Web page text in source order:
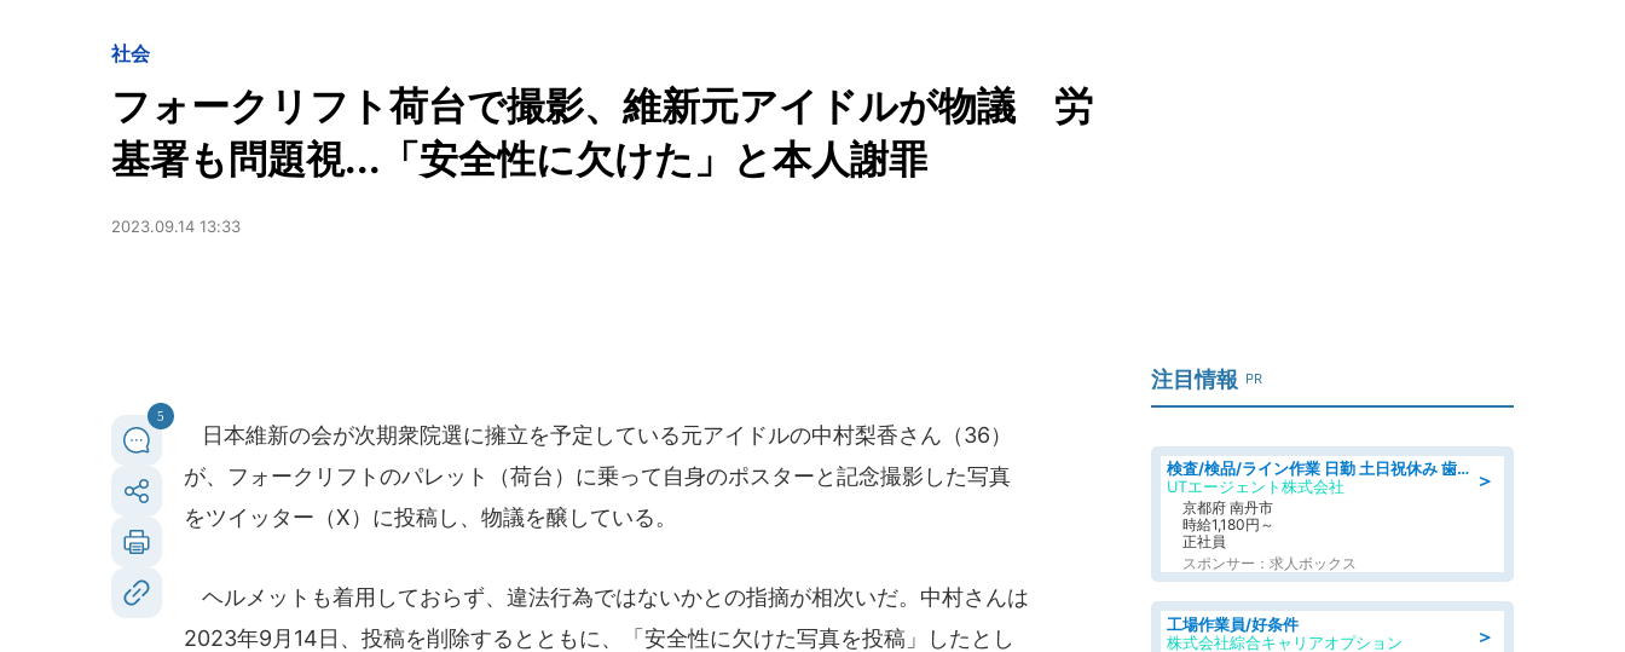
社会
フォークリフト荷台で撮影、維新元アイドルが物議 労
基署も問題視...「安全性に欠けた」と本人謝罪
2023.09.14 13:33
5
日本維新の会が次期衆院選に擁立を予定している元アイドルの中村梨香さん（36）
が、フォークリフトのパレット（荷台）に乗って自身のポスターと記念撮影した写真
をツイッター（X）に投稿し、物議を醸している。
ヘルメットも着用しておらず、違法行為ではないかとの指摘が相次いだ。中村さんは
2023年9月14日、投稿を削除するとともに、「安全性に欠けた写真を投稿」したとし
注目情報 PR
＞
検査/検品/ライン作業 日勤 土日祝休み 歯科模型製造 有償休憩あり 残業ほぼなし
UTエージェント株式会社
京都府 南丹市
時給1,180円～
正社員
スポンサー：求人ボックス
＞
工場作業員/好条件
株式会社綜合キャリアオプション